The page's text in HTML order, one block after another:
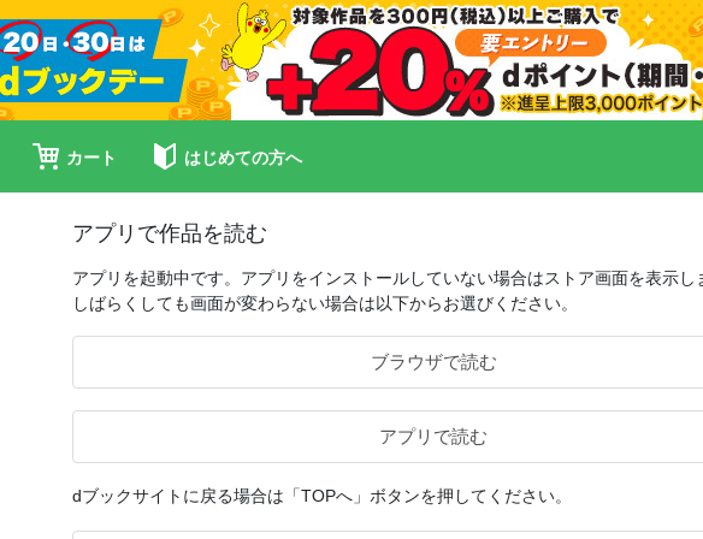
カート はじめての方へ
アプリで作品を読む
アプリを起動中です。アプリをインストールしていない場合はストア画面を表示し
しばらくしても画面が変わらない場合は以下からお選びください。
ブラウザで読む
アプリで読む
dブックサイトに戻る場合は「TOPへ」ボタンを押してください。